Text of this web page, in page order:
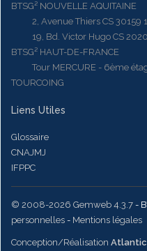
BTSG² NOUVELLE AQUITAINE
2, Avenue Thiers CS 30159
19, Bd. Victor Hugo CS
BTSG² HAUT-DE-FRANCE
Tour MERCURE - 6ème
TOURCOING
Liens Utiles
Glossaire
CNAJMJ
IFPPC
© 2008-2026 Gemweb 4.3.7 -
personnelles - Mentions légales
Conception/Réalisation